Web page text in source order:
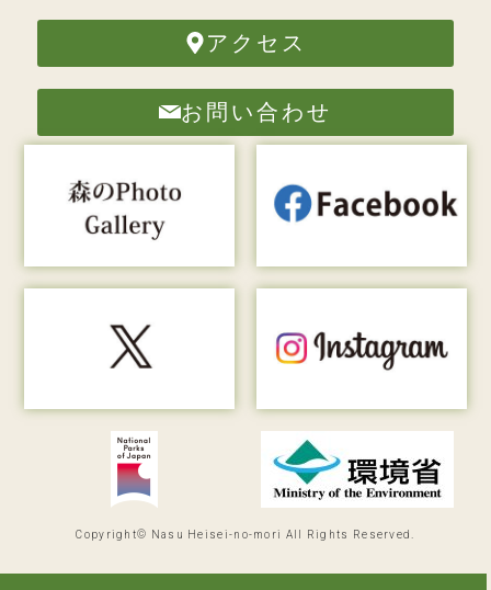
アクセス
お問い合わせ
Copyright© Nasu Heisei-no-mori All Rights Reserved.